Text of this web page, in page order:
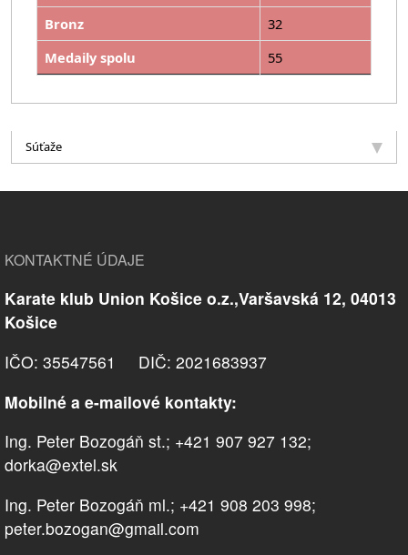
Bronz
32
Medaily spolu
55
Súťaže
KONTAKTNÉ ÚDAJE
Karate klub Union Košice o.z.,Varšavská 12, 04013
Košice
IČO: 35547561 DIČ: 2021683937
Mobilné a e-mailové kontakty:
Ing. Peter Bozogáň st.; +421 907 927 132;
dorka@extel.sk
Ing. Peter Bozogáň ml.; +421 908 203 998;
peter.bozogan@gmail.com